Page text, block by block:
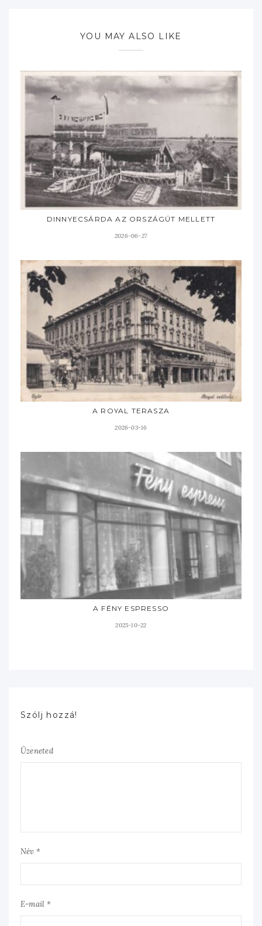
YOU MAY ALSO LIKE
DINNYECSÁRDA AZ ORSZÁGÚT MELLETT
2026-06-27
A ROYAL TERASZA
2026-03-16
A FÉNY ESPRESSO
2025-10-22
Szólj hozzá!
Üzeneted
Név *
E-mail *